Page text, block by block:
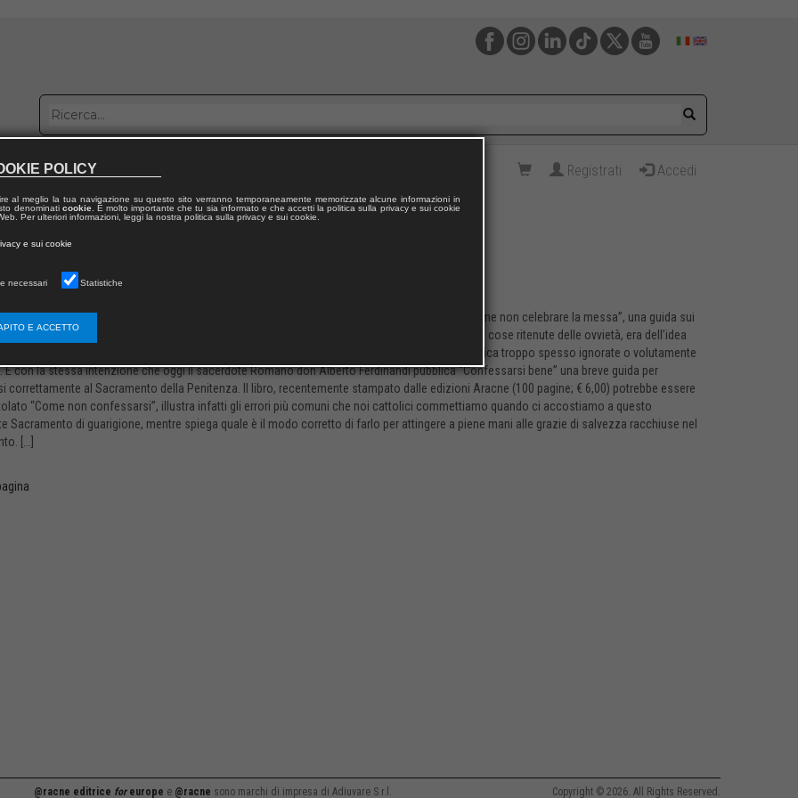
con noi Registrati Accedi
vuol dire confessarsi bene
sacerdote gesuita statunitense Dennis Smolarski pubblicava il libro How Not to Say Mass, “Come non celebrare la messa”, una guida sui
che regolano la celebrazione della Eucaristia. Per quanto il gesuita fosse cosciente di dire cose ritenute delle ovvietà, era dell’idea
necessario ricordare ai sacerdoti i principi fondamentali e le regole della celebrazione eucaristica troppo spesso ignorate o volutamente
È con la stessa intenzione che oggi il sacerdote Romano don Alberto Ferdinandi pubblica “Confessarsi bene” una breve guida per
correttamente al Sacramento della Penitenza. Il libro, recentemente stampato dalle edizioni Aracne (100 pagine; € 6,00) potrebbe essere
“Come non confessarsi”, illustra infatti gli errori più comuni che noi cattolici commettiamo quando ci accostiamo a questo
Sacramento di guarigione, mentre spiega quale è il modo corretto di farlo per attingere a piene mani alle grazie di salvezza racchiuse nel
[...]
@racne editrice foreurope e @racne sono marchi di impresa di Adiuvare S.r.l. Copyright © 2026. All Rights Reserved.
POLICY
al meglio la tua navigazione su questo sito verranno temporaneamente memorizzate alcune informazioni in
denominati cookie. È molto importante che tu sia informato e che accetti la politica sulla privacy e sui cookie
Per ulteriori informazioni, leggi la nostra politica sulla privacy e sui cookie.
e sui cookie
necessari Statistiche
E ACCETTO